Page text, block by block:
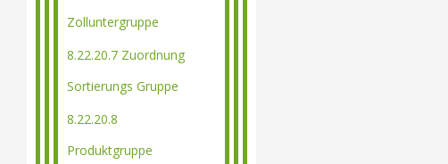
Zolluntergruppe
8.22.20.7 Zuordnung
Sortierungs Gruppe
8.22.20.8
Produktgruppe